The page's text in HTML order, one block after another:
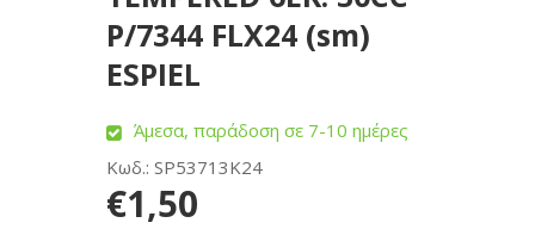
P/7344 FLX24 (sm)
ESPIEL
Άμεσα, παράδοση σε 7-10 ημέρες
Κωδ.: SP53713K24
€1,50